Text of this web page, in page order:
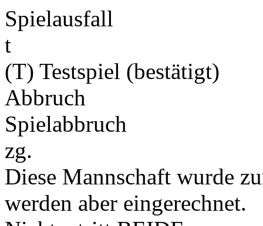
Spielausfall
t
(T) Testspiel (bestätigt)
Abbruch
Spielabbruch
zg.
Diese Mannschaft wurde
werden aber eingerechnet.